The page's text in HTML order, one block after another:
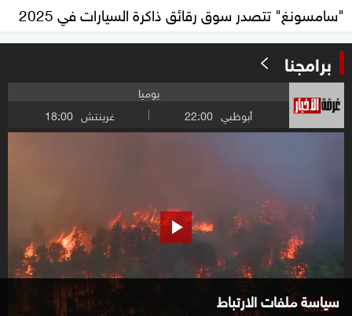
سياسة ملفات الارتباط
"سامسونغ" تتصدر سوق رقائق ذاكرة السيارات في 2025
برامجنا
يوميا
أبوظبي 22:00 غرينتش 18:00
06:31